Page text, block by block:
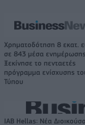
Χρηματοδότηση 8 εκατ.
σε 843 μέσα
Ξεκίνησε το πενταετές
πρόγραμμα ενίσχυσης
Τύπου
IAB Hellas: Νέα